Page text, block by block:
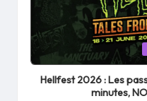
Posted
in
Hellfest 2026 : Les
minutes,